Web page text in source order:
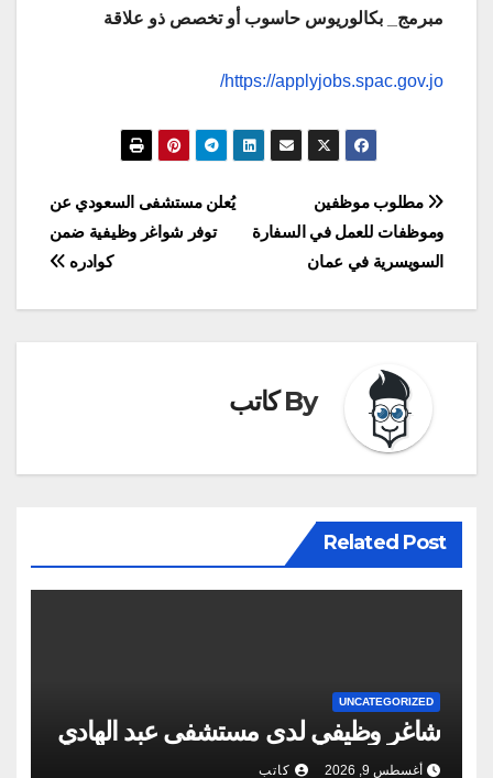
مبرمج_ بكالوريوس حاسوب أو تخصص ذو علاقة
https://applyjobs.spac.gov.jo/
تصفّح
المقالات
يُعلن مستشفى السعودي عن
توفر شواغر وظيفية ضمن
كوادره
مطلوب موظفين
وموظفات للعمل في السفارة
السويسرية في عمان
By كاتب
Related Post
UNCATEGORIZED
شاغر وظيفي لدى مستشفى عبد الهادي
أغسطس 9, 2026 كاتب